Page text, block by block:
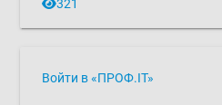
321
Войти в «ПРОФ.IТ»